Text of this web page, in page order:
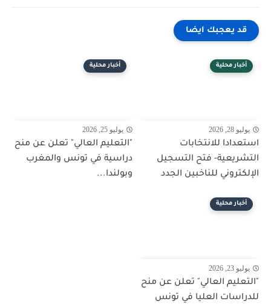
قد يعجبك ايضا
أخبار محلية
يوليو 28, 2026
استعدادا للانتخابات
التشريعية- فتح التسجيل
الإلكتروني للناخبين الجدد
أخبار محلية
يوليو 25, 2026
"التعليم العالي" تعلن عن منح
دراسية في تونس والمغرب
وبولندا...
أخبار محلية
يوليو 23, 2026
"التعليم العالي" تعلن عن منح
للدراسات العليا في تونس